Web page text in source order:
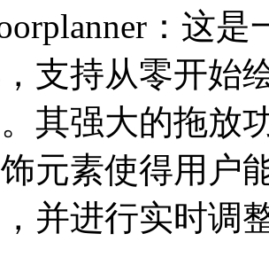
：这
支持从零开始
其强大的拖放
元素使得用户
并进行实时调